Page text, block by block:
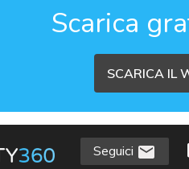
Scarica
SCARICA IL
Seguici